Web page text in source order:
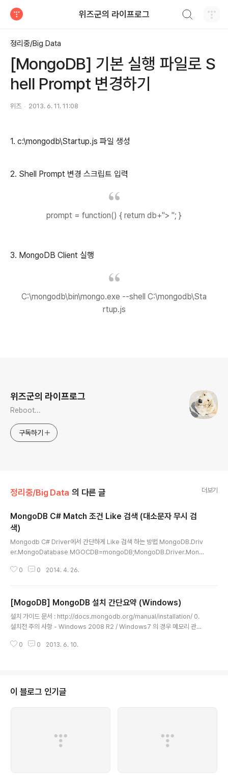
위즈군의 라이프로그
정리중/Big Data
[MongoDB] 기본 실행 파일로 S
hell Prompt 변경하기
위즈 2013. 6. 11. 11:08
1. c:\mongodb\Startup.js 파일 생성
2. Shell Prompt 변경 스크립트 입력
prompt = function() { return db+"> "; }
3. MongoDB Client 실행
C:\mongodb\bin\mongo.exe --shell C:\mongodb\Sta
rtup.js
위즈군의 라이프로그
Reboot...
구독하기
정리중/Big Data 의 다른 글 더보기
MongoDB C# Match 조건 Like 검색 (대소문자 무시 검
색)
Mongodb C# Driver에서 간단하게 Like 검색 하는 방법 MongoDB.Driv
er.MongoDatabase MGOCDB=mongoDB;MongoDB.Driver.Mong
n");// keyword로 시작하는 단어 검색MongoDB.Driver.MongoCursor
DB.Bson.BsonRegularExpression regkey = new MongoDB.Bson.
BsonRegularExpression("..
0 0 2014. 4. 26.
[MogoDB] MongoDB 설치 간단요약 (Windows)
설치 가이드 문서 : http://docs.mongodb.org/manual/installation/ 0.
설치전 주의 사항 - Windows 2008 R2 / Windows7 의 경우 메모리 관련
MongoDB 다운로드 - http://www.mongodb.org/downloads 2. 압축
터 경로 "d:\mongodb\data"로 Mo..
0 0 2013. 6. 10.
이 블로그 인기글